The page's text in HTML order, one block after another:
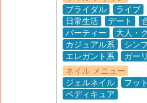
ブライダル
ライブ
日常生活
デート
パーティー
大人・
カジュアル系
シン
エレガント系
ガー
ネイル メニュー
ジェルネイル
フッ
ペディキュア